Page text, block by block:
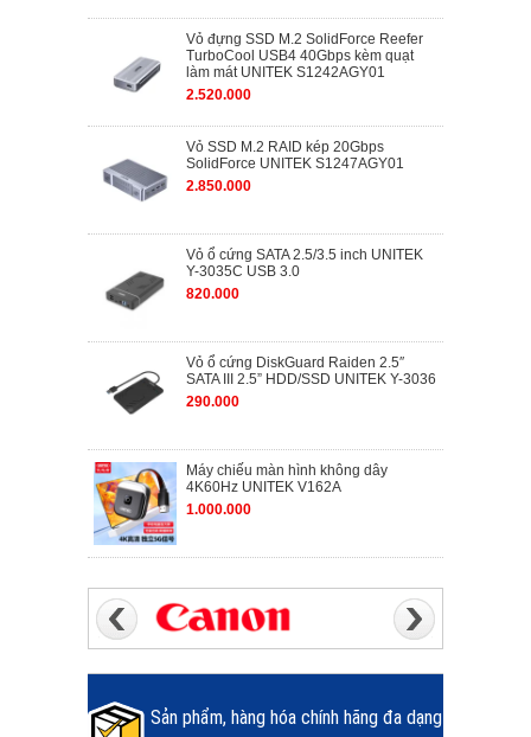
Vỏ đựng SSD M.2 SolidForce Reefer
TurboCool USB4 40Gbps kèm quạt
làm mát UNITEK S1242AGY01
2.520.000
Vỏ SSD M.2 RAID kép 20Gbps
SolidForce UNITEK S1247AGY01
2.850.000
Vỏ ổ cứng SATA 2.5/3.5 inch UNITEK
Y-3035C USB 3.0
820.000
Vỏ ổ cứng DiskGuard Raiden 2.5″
SATA III 2.5” HDD/SSD UNITEK Y-3036
290.000
Máy chiếu màn hình không dây
4K60Hz UNITEK V162A
1.000.000
Sản phẩm, hàng hóa chính hãng đa dạng